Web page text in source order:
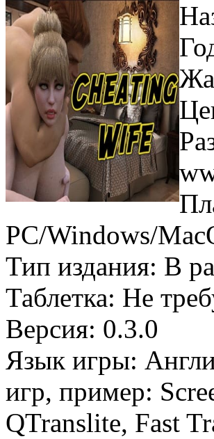
PC/Windows/
Тип издания: В
Таблетка: Не
Версия: 0.3.0
Язык игры:
игр, пример:
QTranslite, Fast